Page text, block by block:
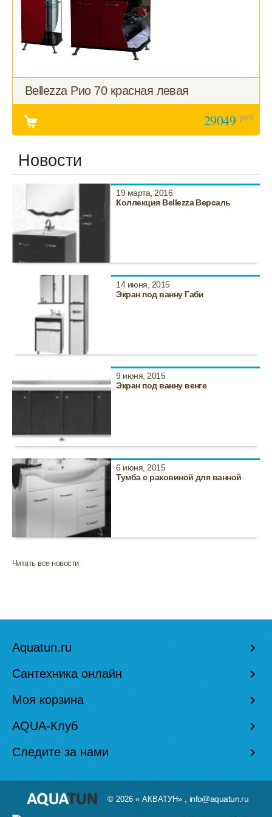
Bellezza Рио 70 красная левая
29049 руб
Новости
19 марта, 2016
Коллекция Bellezza Версаль
14 июня, 2015
Экран под ванну Габи
9 июня, 2015
Экран под ванну венге
6 июня, 2015
Тумба с раковиной для ванной
Читать все новости
Aquatun.ru keyboard_arrow_right
Сантехника онлайн keyboard_arrow_right
Моя корзина keyboard_arrow_right
AQUA-Клуб keyboard_arrow_right
Следите за нами keyboard_arrow_right
© 2026 « АКВАТУН» , info@aquatun.ru